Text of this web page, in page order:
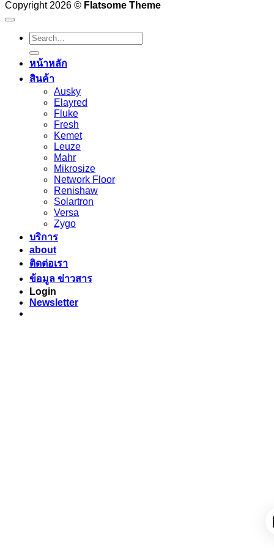
Copyright 2026 © Flatsome Theme
Search
for:
หน้าหลัก
สินค้า
Ausky
Elayred
Fluke
Fresh
Kemet
Leuze
Mahr
Mikrosize
Network Floor
Renishaw
Solartron
Versa
Zygo
บริการ
about
ติดต่อเรา
ข้อมูล ข่าวสาร
Login
Newsletter